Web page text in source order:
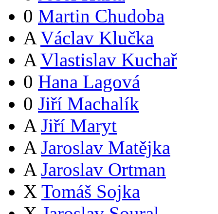
0 Martin Chudoba
A Václav Klučka
A Vlastislav Kuchař
0 Hana Lagová
0 Jiří Machalík
A Jiří Maryt
A Jaroslav Matějka
A Jaroslav Ortman
X Tomáš Sojka